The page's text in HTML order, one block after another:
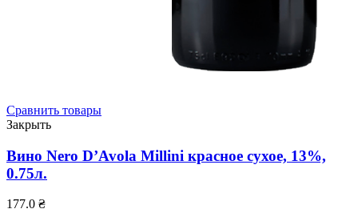
Сравнить товары
Закрыть
Вино Nero D’Avola Millini красное сухое, 13%,
0.75л.
177.0 ₴